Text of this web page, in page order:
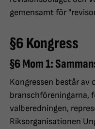
gemensamt för
§6 Kongress
§6 Mom 1:
Kongressen består
branschföreningarna,
valberedningen,
Riksorganisationen